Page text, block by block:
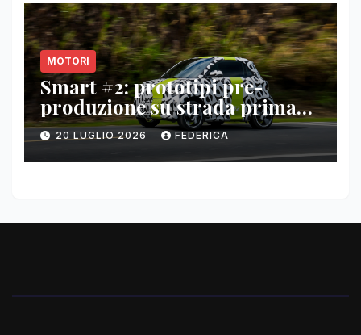
MOTORI
Smart #2: prototipi pre-
produzione su strada prima
del paris motor show 2026
20 LUGLIO 2026 FEDERICA